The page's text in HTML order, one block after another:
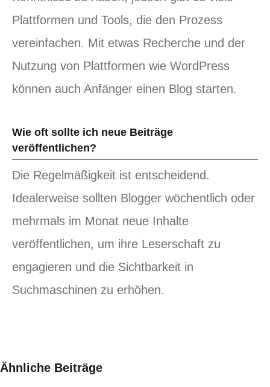
Plattformen und Tools, die den Prozess
vereinfachen. Mit etwas Recherche und der
Nutzung von Plattformen wie WordPress
können auch Anfänger einen Blog starten.
Wie oft sollte ich neue Beiträge
veröffentlichen?
Die Regelmäßigkeit ist entscheidend.
Idealerweise sollten Blogger wöchentlich oder
mehrmals im Monat neue Inhalte
veröffentlichen, um ihre Leserschaft zu
engagieren und die Sichtbarkeit in
Suchmaschinen zu erhöhen.
Ähnliche Beiträge